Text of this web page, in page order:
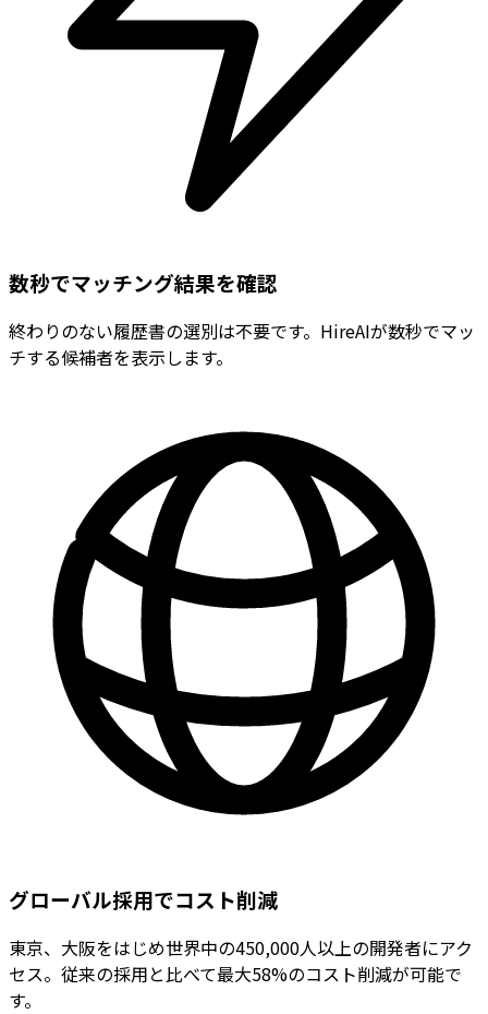
数秒でマッチング結果を確認
終わりのない履歴書の選別は不要です。HireAIが数秒でマッ
チする候補者を表示します。
グローバル採用でコスト削減
東京、大阪をはじめ世界中の450,000人以上の開発者にアク
セス。従来の採用と比べて最大58%のコスト削減が可能で
す。